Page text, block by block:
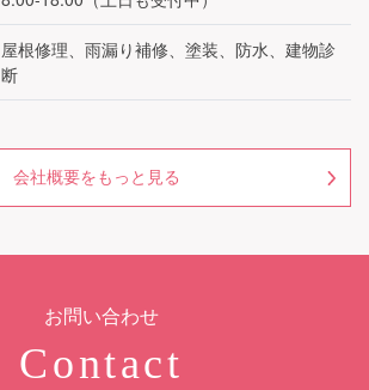
屋根修理、雨漏り補修、塗装、防水、建物診
断
会社概要をもっと見る
お問い合わせ
Contact